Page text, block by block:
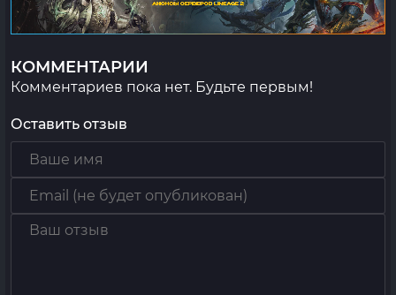
КОММЕНТАРИИ
Комментариев пока нет. Будьте первым!
Оставить отзыв